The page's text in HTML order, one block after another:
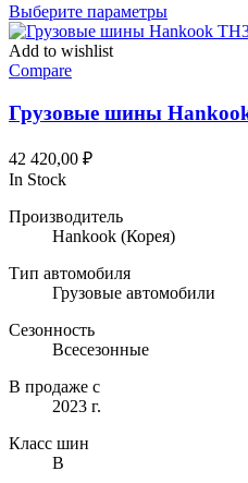
Выберите параметрыЭтот
товар
Опции
можно
Add to wishlist
Compare
Грузовые шины
42 420,00 ₽
In Stock
Производитель
Hankook (Корея)
Тип автомобиля
Грузовые автомобили
Сезонность
Всесезонные
В продаже с
2023 г.
Класс шин
B